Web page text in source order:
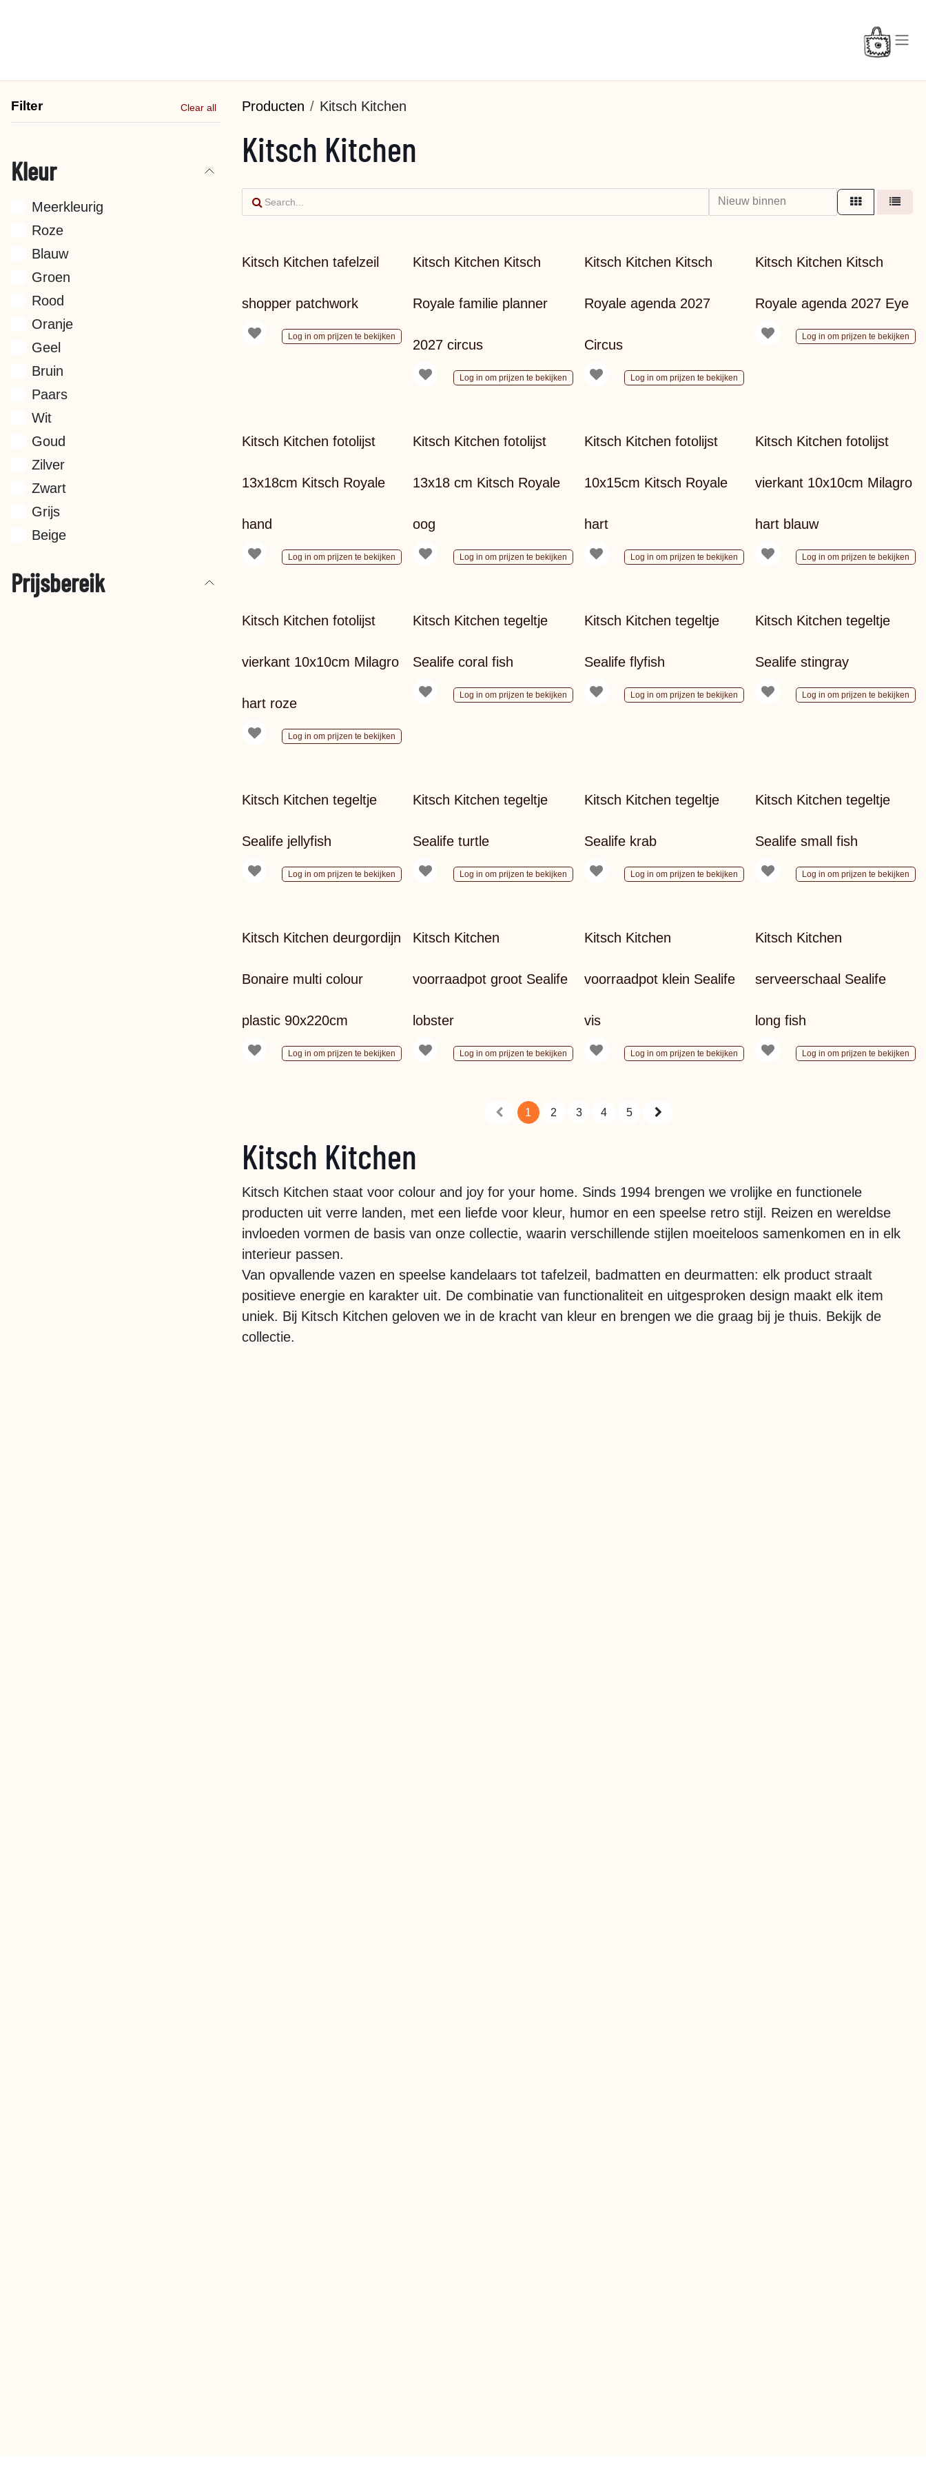
Filter Clear all
Kleur
Meerkleurig
Roze
Blauw
Groen
Rood
Oranje
Geel
Bruin
Paars
Wit
Goud
Zilver
Zwart
Grijs
Beige
Prijsbereik
Producten Kitsch Kitchen
Kitsch Kitchen
Nieuw binnen
Kitsch Kitchen tafelzeil
shopper patchwork
Log in om prijzen te bekijken
Kitsch Kitchen Kitsch
Royale familie planner
2027 circus
Log in om prijzen te bekijken
Kitsch Kitchen Kitsch
Royale agenda 2027
Circus
Log in om prijzen te bekijken
Kitsch Kitchen Kitsch
Royale agenda 2027 Eye
Log in om prijzen te bekijken
Kitsch Kitchen fotolijst
13x18cm Kitsch Royale
hand
Log in om prijzen te bekijken
Kitsch Kitchen fotolijst
13x18 cm Kitsch Royale
oog
Log in om prijzen te bekijken
Kitsch Kitchen fotolijst
10x15cm Kitsch Royale
hart
Log in om prijzen te bekijken
Kitsch Kitchen fotolijst
vierkant 10x10cm Milagro
hart blauw
Log in om prijzen te bekijken
Kitsch Kitchen fotolijst
vierkant 10x10cm Milagro
hart roze
Log in om prijzen te bekijken
Kitsch Kitchen tegeltje
Sealife coral fish
Log in om prijzen te bekijken
Kitsch Kitchen tegeltje
Sealife flyfish
Log in om prijzen te bekijken
Kitsch Kitchen tegeltje
Sealife stingray
Log in om prijzen te bekijken
Kitsch Kitchen tegeltje
Sealife jellyfish
Log in om prijzen te bekijken
Kitsch Kitchen tegeltje
Sealife turtle
Log in om prijzen te bekijken
Kitsch Kitchen tegeltje
Sealife krab
Log in om prijzen te bekijken
Kitsch Kitchen tegeltje
Sealife small fish
Log in om prijzen te bekijken
Kitsch Kitchen deurgordijn
Bonaire multi colour
plastic 90x220cm
Log in om prijzen te bekijken
Kitsch Kitchen
voorraadpot groot Sealife
lobster
Log in om prijzen te bekijken
Kitsch Kitchen
voorraadpot klein Sealife
vis
Log in om prijzen te bekijken
Kitsch Kitchen
serveerschaal Sealife
long fish
Log in om prijzen te bekijken
1 2 3 4 5
Kitsch Kitchen
Kitsch Kitchen staat voor colour and joy for your home. Sinds 1994 brengen we vrolijke en functionele
producten uit verre landen, met een liefde voor kleur, humor en een speelse retro stijl. Reizen en wereldse
invloeden vormen de basis van onze collectie, waarin verschillende stijlen moeiteloos samenkomen en in elk
interieur passen.
Van opvallende vazen en speelse kandelaars tot tafelzeil, badmatten en deurmatten: elk product straalt
positieve energie en karakter uit. De combinatie van functionaliteit en uitgesproken design maakt elk item
uniek. Bij Kitsch Kitchen geloven we in de kracht van kleur en brengen we die graag bij je thuis. Bekijk de
collectie.